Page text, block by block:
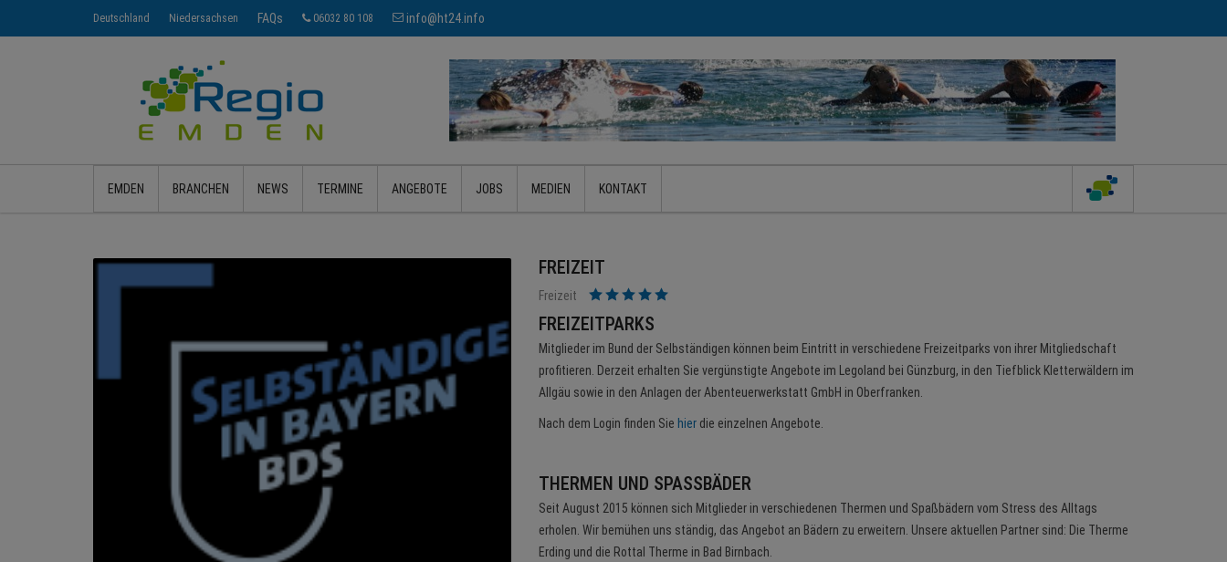
Deutschland Niedersachsen FAQs 06032 80 108 info@ht24.info
EMDEN BRANCHEN NEWS TERMINE ANGEBOTE JOBS MEDIEN KONTAKT
FREIZEIT
Freizeit
FREIZEITPARKS
Mitglieder im Bund der Selbständigen können beim Eintritt in verschiedene Freizeitparks von ihrer Mitgliedschaft
profitieren. Derzeit erhalten Sie vergünstigte Angebote im Legoland bei Günzburg, in den Tiefblick Kletterwäldern im
Allgäu sowie in den Anlagen der Abenteuerwerkstatt GmbH in Oberfranken.
Nach dem Login finden Sie hier die einzelnen Angebote.
THERMEN UND SPASSBÄDER
Seit August 2015 können sich Mitglieder in verschiedenen Thermen und Spaßbädern vom Stress des Alltags
erholen. Wir bemühen uns ständig, das Angebot an Bädern zu erweitern. Unsere aktuellen Partner sind: Die Therme
Erding und die Rottal Therme in Bad Birnbach.